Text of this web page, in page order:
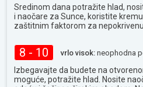
Sredinom dana potražite hlad,
i naočare za Sunce, koristite
zaštitnim faktorom za nepokrivenu
8 - 10 vrlo visok: neophodna
Izbegavajte da budete na
moguće, potražite hlad. Nosite